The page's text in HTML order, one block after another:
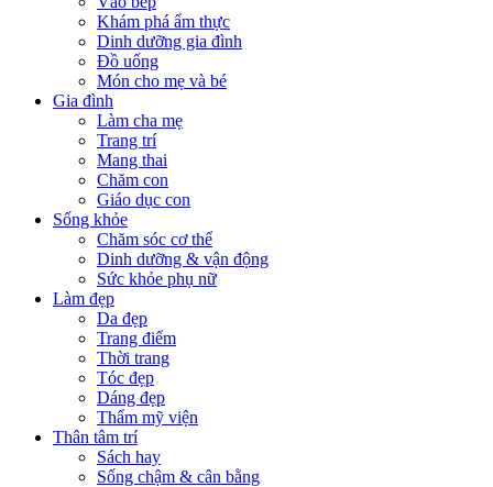
Khám phá ẩm thực
Dinh dưỡng gia đình
Đồ uống
Món cho mẹ và bé
Gia đình
Làm cha mẹ
Trang trí
Mang thai
Chăm con
Giáo dục con
Sống khỏe
Chăm sóc cơ thể
Dinh dưỡng & vận động
Sức khỏe phụ nữ
Làm đẹp
Da đẹp
Trang điểm
Thời trang
Tóc đẹp
Dáng đẹp
Thẩm mỹ viện
Thân tâm trí
Sách hay
Sống chậm & cân bằng